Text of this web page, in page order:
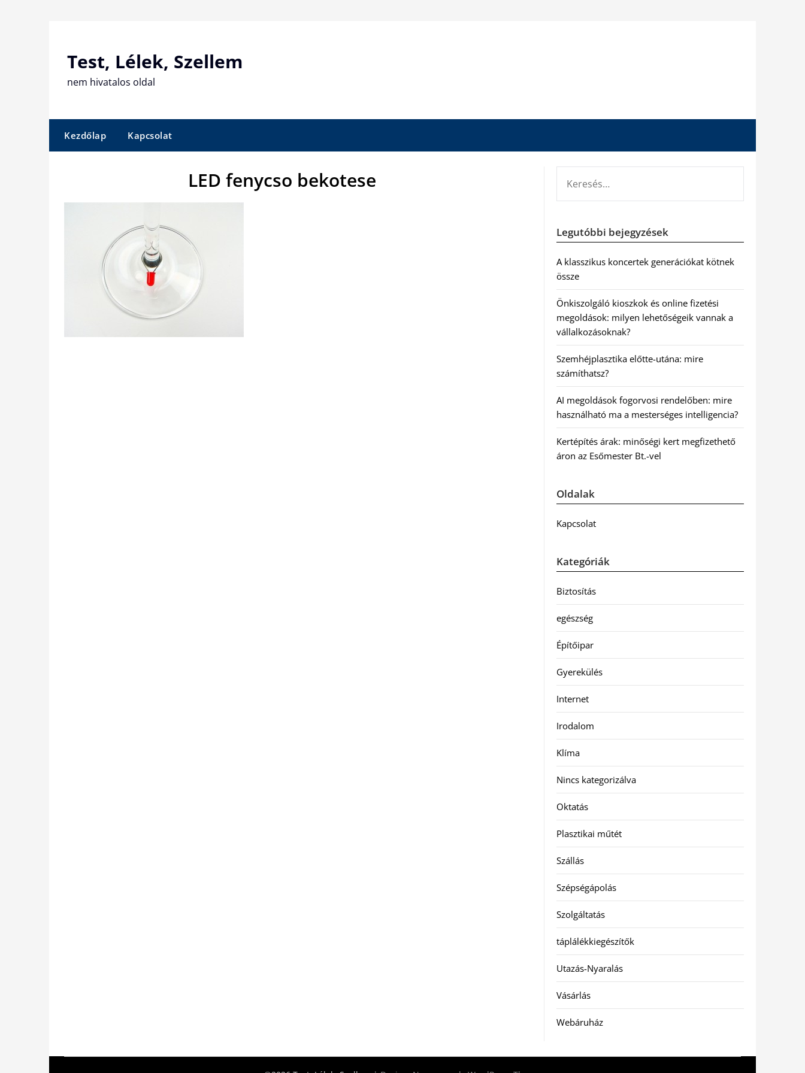
Test, Lélek, Szellem
nem hivatalos oldal
Kezdőlap Kapcsolat
LED fenycso bekotese
Legutóbbi bejegyzések
A klasszikus koncertek generációkat kötnek
össze
Önkiszolgáló kioszkok és online fizetési
megoldások: milyen lehetőségeik vannak a
vállalkozásoknak?
Szemhéjplasztika előtte-utána: mire
számíthatsz?
AI megoldások fogorvosi rendelőben: mire
használható ma a mesterséges intelligencia?
Kertépítés árak: minőségi kert megfizethető
áron az Esőmester Bt.-vel
Oldalak
Kapcsolat
Kategóriák
Biztosítás
egészség
Építőipar
Gyerekülés
Internet
Irodalom
Klíma
Nincs kategorizálva
Oktatás
Plasztikai műtét
Szállás
Szépségápolás
Szolgáltatás
táplálékkiegészítők
Utazás-Nyaralás
Vásárlás
Webáruház